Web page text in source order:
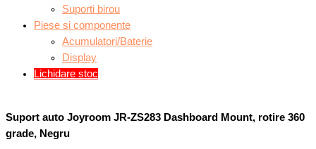
Suporti birou
Piese si componente
Acumulatori/Baterie
Display
Lichidare stoc
Suport auto Joyroom JR-ZS283 Dashboard Mount, rotire 360
grade, Negru